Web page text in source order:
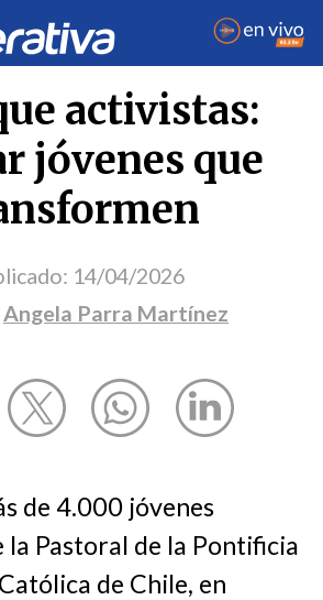
| Angela Parra Martínez
activistas:
jóvenes que
14/04/2026
Angela Parra Martínez
de 4.000 jóvenes
la Pastoral de la Pontificia
de Chile, en